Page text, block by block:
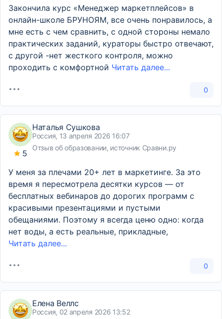
Закончила курс «Менеджер маркетплейсов» в
онлайн-школе БРУНОЯМ, все очень понравилось, а
мне есть с чем сравнить, с одной стороны немало
практических заданий, кураторы быстро отвечают,
с другой -нет жесткого контроля, можно
проходить с комфортной Читать далее...
0
5
Наталья Сушкова
Россия, 13 апреля 2026 16:07
Отзыв об образовании, источник Сравни.ру
У меня за плечами 20+ лет в маркетинге. За это
время я пересмотрела десятки курсов — от
бесплатных вебинаров до дорогих программ с
красивыми презентациями и пустыми
обещаниями. Поэтому я всегда ценю одно: когда
нет воды, а есть реальные, прикладные,
Читать далее...
0
Елена Веллс
Россия, 02 апреля 2026 13:52